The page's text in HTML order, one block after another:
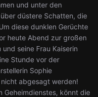
und unter den
düstere Schatten, die
diese dunklen Gerüchte
heute Abend zur großen
seine Frau Kaiserin
Stunde vor der
Sophie
abgesagt werden!
Geheimdienstes, könnt die